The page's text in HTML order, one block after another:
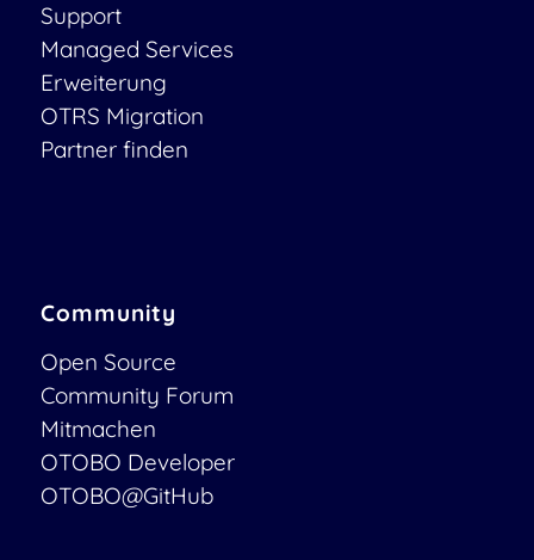
Support
Managed Services
Erweiterung
OTRS Migration
Partner finden
Community
Open Source
Community Forum
Mitmachen
OTOBO Developer
OTOBO@GitHub